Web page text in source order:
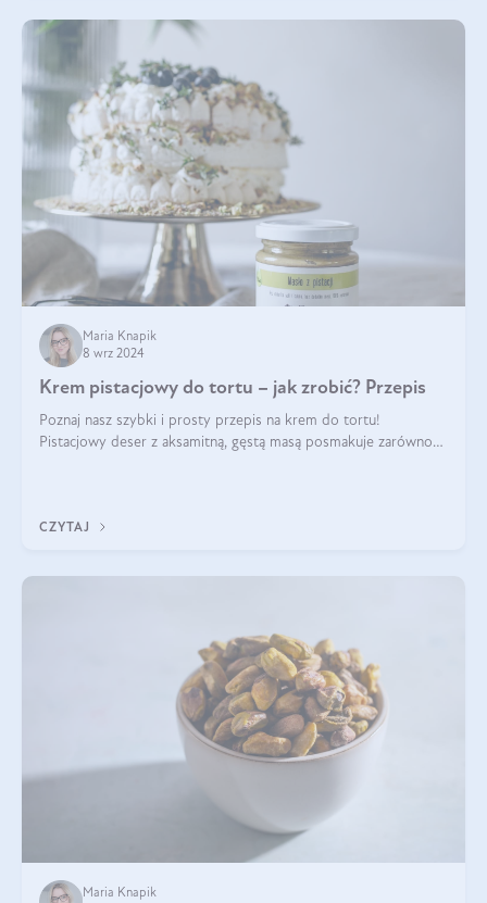
Maria Knapik
8 wrz 2024
Krem pistacjowy do tortu – jak zrobić? Przepis
Poznaj nasz szybki i prosty przepis na krem do tortu!
Pistacjowy deser z aksamitną, gęstą masą posmakuje zarówno
CZYTAJ
Maria Knapik